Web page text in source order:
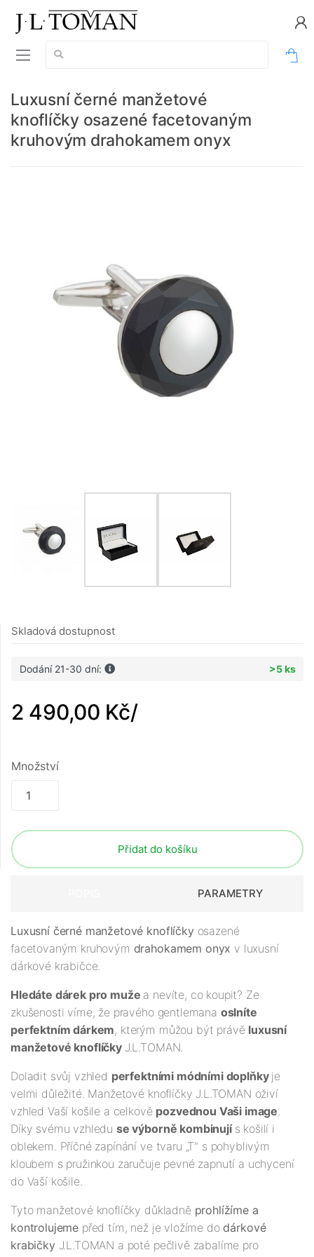
Vyhledávání:
Luxusní černé manžetové
knoflíčky osazené facetovaným
kruhovým drahokamem onyx
Skladová dostupnost
Dodání 21-30 dní: >5 ks
2 490,00 Kč/
Množství
Přidat do košíku
PARAMETRY
Luxusní černé manžetové knoflíčkyosazené
facetovaným kruhovým drahokamem onyx v luxusní
dárkové krabičce.
Hledáte dárek pro muže a nevíte, co koupit? Ze
zkušenosti víme, že pravého gentlemana oslníte
perfektním dárkem, kterým můžou být právě luxusní
manžetové knoflíčky J.L.TOMAN.
Doladit svůj vzhled perfektními módními doplňky je
velmi důležité. Manžetové knoflíčky J.L.TOMAN oživí
vzhled Vaší košile a celkově pozvednou Vaši image.
Díky svému vzhledu se výborně kombinují s košilí i
oblekem. Příčné zapínání ve tvaru „T" s pohyblivým
kloubem s pružinkou zaručuje pevné zapnutí a uchycení
do Vaší košile.
Tyto manžetové knoflíčky důkladně prohlížíme a
kontrolujeme před tím, než je vložíme do dárkové
krabičkyJ.L.TOMAN a poté pečlivě zabalíme pro